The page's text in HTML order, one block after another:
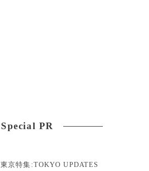
Special PR
東京特集:TOKYO UPDATES